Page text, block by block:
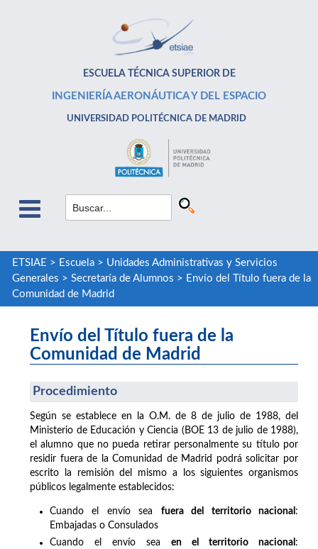
ESCUELA TÉCNICA SUPERIOR DE
INGENIERÍA AERONÁUTICA Y DEL ESPACIO
UNIVERSIDAD POLITÉCNICA DE MADRID
ETSIAE > Escuela> Unidades Administrativas y Servicios
Generales > Secretaría de Alumnos > Envío del Título fuera de la
Comunidad de Madrid
Envío del Título fuera de la
Comunidad de Madrid
Procedimiento
Según se establece en la O.M. de 8 de julio de 1988, del
Ministerio de Educación y Ciencia (BOE 13 de julio de 1988),
el alumno que no pueda retirar personalmente su título por
residir fuera de la Comunidad de Madrid podrá solicitar por
escrito la remisión del mismo a los siguientes organismos
públicos legalmente establecidos:
Cuando el envío sea fuera del territorio nacional :
Embajadas o Consulados
Cuando el envío sea en el territorio nacional :